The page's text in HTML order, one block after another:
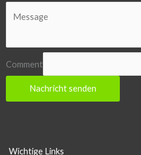
Comment
Nachricht senden
Wichtige Links